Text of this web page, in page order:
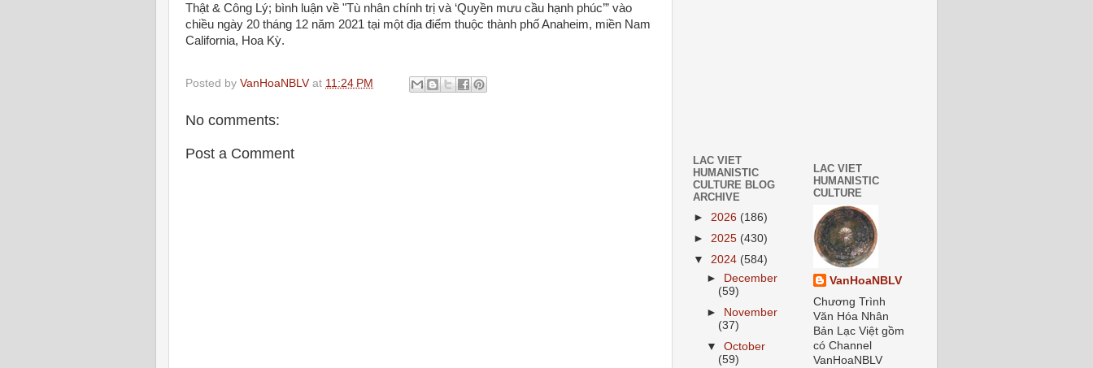
Thật & Công Lý; bình luận về "Tù nhân chính trị và ‘Quyền mưu cầu hạnh phúc’” vào
chiều ngày 20 tháng 12 năm 2021 tại một địa điểm thuộc thành phố Anaheim, miền Nam
California, Hoa Kỳ.
Posted by VanHoaNBLV at 11:24 PM
No comments:
Post a Comment
LAC VIET
HUMANISTIC
CULTURE BLOG
ARCHIVE
► 2026 (186)
► 2025 (430)
▼ 2024 (584)
►
December
(59)
►
November
(37)
▼October
(59)
LAC VIET
HUMANISTIC
CULTURE
VanHoaNBLV
Chương Trình
Văn Hóa Nhân
Bản Lạc Việt gồm
có Channel
VanHoaNBLV